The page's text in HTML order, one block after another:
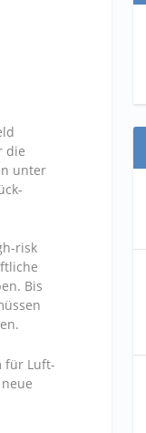
die
unter
risk
Bis
für Luft-